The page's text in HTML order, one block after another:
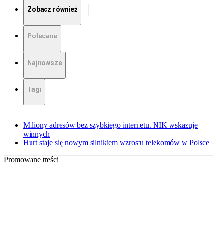
Zobacz również
Polecane
Najnowsze
Tagi
Miliony adresów bez szybkiego internetu. NIK wskazuje
winnych
Hurt staje się nowym silnikiem wzrostu telekomów w Polsce
Promowane treści